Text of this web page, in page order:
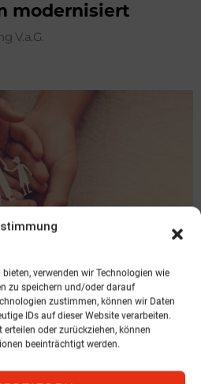
verwenden wir Technologien wie
zu speichern und/oder darauf
zustimmen, können wir Daten
IDs auf dieser Website verarbeiten.
oder zurückziehen, können
beeinträchtigt werden.
modernisiert
V.a.G.
Starke
Budget